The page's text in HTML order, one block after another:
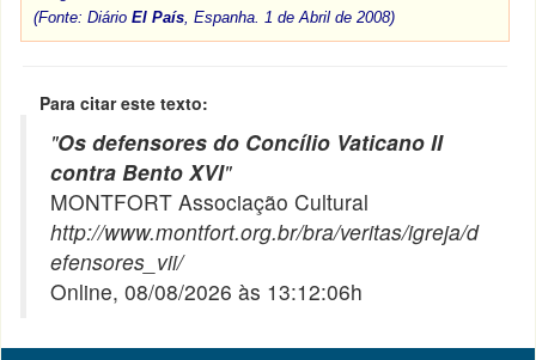
(Fonte: DiárioEl País, Espanha. 1 de Abril de 2008)
Para citar este texto:
"Os defensores do Concílio Vaticano II
contra Bento XVI"
MONTFORT Associação Cultural
http://www.montfort.org.br/bra/veritas/igreja/d
efensores_vii/
Online, 08/08/2026 às 13:12:06h